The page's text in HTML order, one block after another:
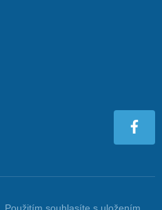
Použitím souhlasíte s uložením